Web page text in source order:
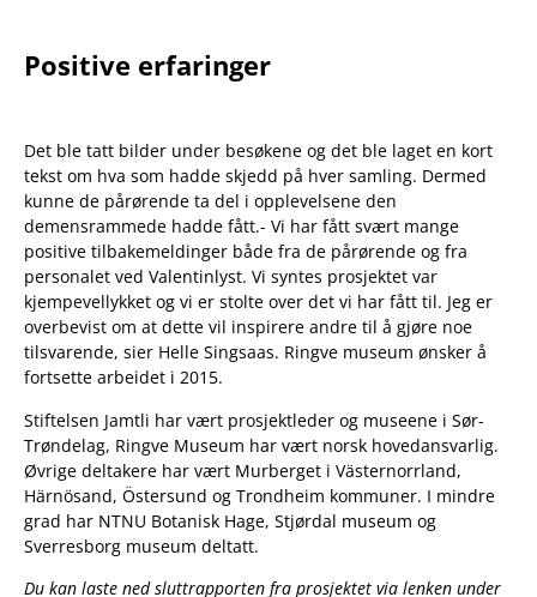
Positive erfaringer
Det ble tatt bilder under besøkene og det ble laget en kort
tekst om hva som hadde skjedd på hver samling. Dermed
kunne de pårørende ta del i opplevelsene den
demensrammede hadde fått.- Vi har fått svært mange
positive tilbakemeldinger både fra de pårørende og fra
personalet ved Valentinlyst. Vi syntes prosjektet var
kjempevellykket og vi er stolte over det vi har fått til. Jeg er
overbevist om at dette vil inspirere andre til å gjøre noe
tilsvarende, sier Helle Singsaas. Ringve museum ønsker å
fortsette arbeidet i 2015.
Stiftelsen Jamtli har vært prosjektleder og museene i Sør-
Trøndelag, Ringve Museum har vært norsk hovedansvarlig.
Øvrige deltakere har vært Murberget i Västernorrland,
Härnösand, Östersund og Trondheim kommuner. I mindre
grad har NTNU Botanisk Hage, Stjørdal museum og
Sverresborg museum deltatt.
Du kan laste ned sluttrapporten fra prosjektet via lenken under